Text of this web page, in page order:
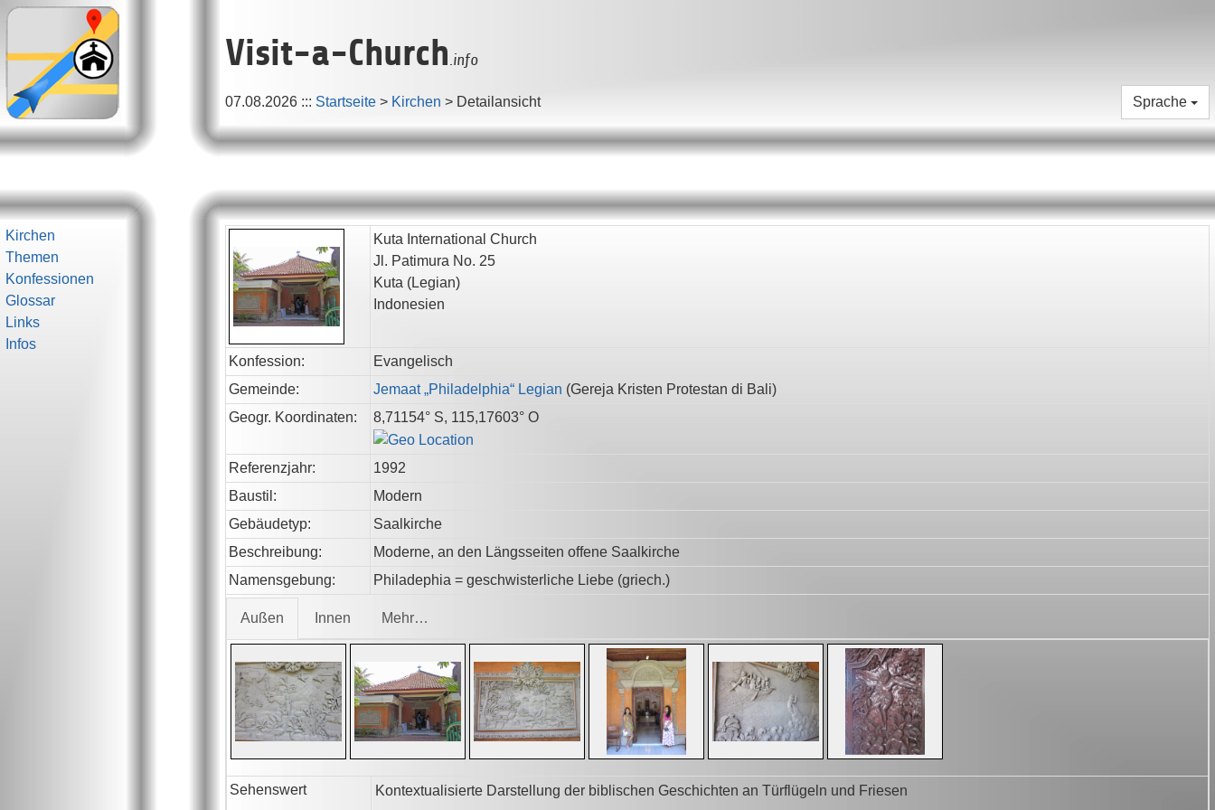
Visit-a-Church.info
07.08.2026 ::: Startseite > Kirchen > Detailansicht Sprache
Kirchen
Themen
Konfessionen
Glossar
Links
Infos
Kuta International Church
Jl. Patimura No. 25
Kuta (Legian)
Indonesien
Konfession:
Evangelisch
Gemeinde:
Jemaat „Philadelphia“ Legian (Gereja Kristen Protestan di Bali)
Geogr. Koordinaten:
8,71154° S, 115,17603° O
Referenzjahr:
1992
Baustil:
Modern
Gebäudetyp:
Saalkirche
Beschreibung:
Moderne, an den Längsseiten offene Saalkirche
Namensgebung:
Philadephia = geschwisterliche Liebe (griech.)
Außen Innen Mehr…
Sehenswert Kontextualisierte Darstellung der biblischen Geschichten an Türflügeln und Friesen